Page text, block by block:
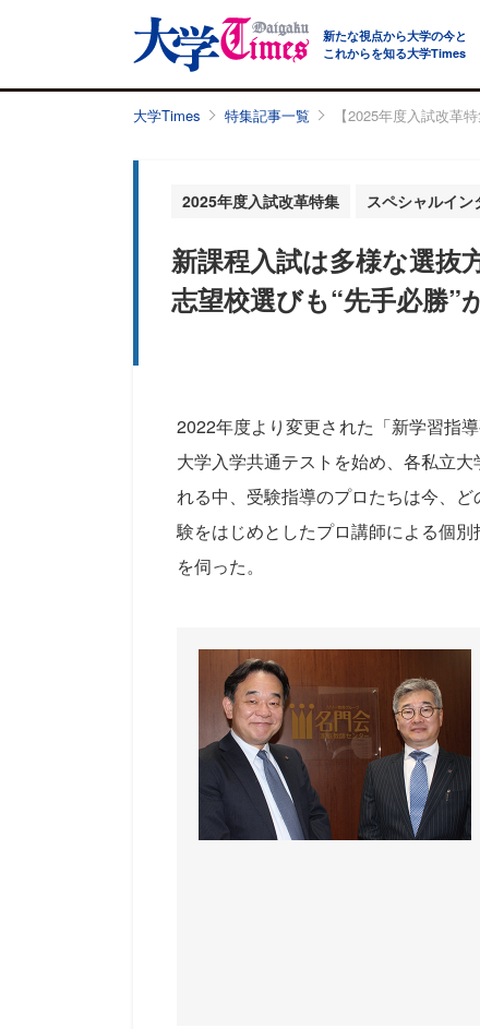
新たな視点から大学の今と
これからを知る大学Times
大学Times 特集記事一覧 【2025年度入試改革
2025年度入試改革特集 スペシャルイン
新課程入試は多様な選抜
志望校選びも“先手必勝”
2022年度より変更された「新学習指
大学入学共通テストを始め、各私立
れる中、受験指導のプロたちは今、
験をはじめとしたプロ講師による個
を伺った。